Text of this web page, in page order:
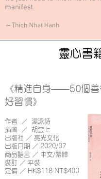
manifest.
～Thich Nhat Hanh
靈心書
《精進自身——50個善
好習慣》
作者 ／ 湯泳詩
插圖 ／ 胡雲上
出版社 ／ 亮光文化
出版日期 ／ 2020/07
商品語言 ／ 中文/繁體
裝訂 ／ 平裝
定價 ／ HK$118 NT$400